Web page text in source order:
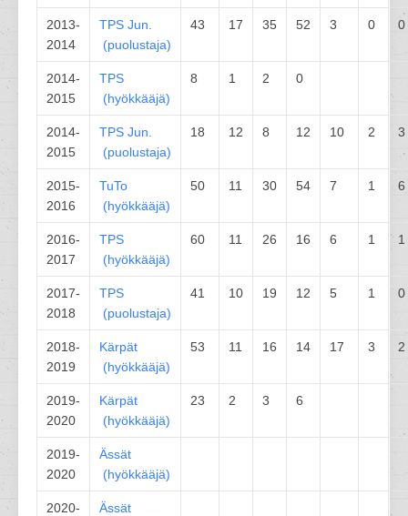
2013-
2014
TPS Jun.
(puolustaja)
43 17 35 52 3 0 0
2014-
2015
TPS
(hyökkääjä)
8 1 2 0
2014-
2015
TPS Jun.
(puolustaja)
18 12 8 12 10 2 3
2015-
2016
TuTo
(hyökkääjä)
50 11 30 54 7 1 6
2016-
2017
TPS
(hyökkääjä)
60 11 26 16 6 1 1
2017-
2018
TPS
(puolustaja)
41 10 19 12 5 1 0
2018-
2019
Kärpät
(hyökkääjä)
53 11 16 14 17 3 2
2019-
2020
Kärpät
(hyökkääjä)
23 2 3 6
2019-
2020
Ässät
(hyökkääjä)
2020-
Ässät